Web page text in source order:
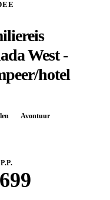
West -
hotel
Avontuur